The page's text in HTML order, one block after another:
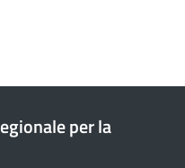
per la